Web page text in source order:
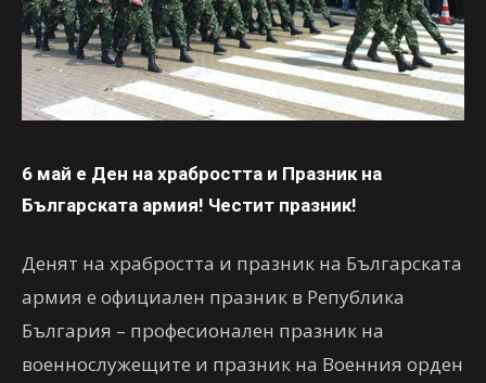
6 май е Ден на храбростта и Празник на
Българската армия! Честит празник!
Денят на храбростта и празник на Българската
армия е официален празник в Република
България – професионален празник на
военнослужещите и празник на Военния орден